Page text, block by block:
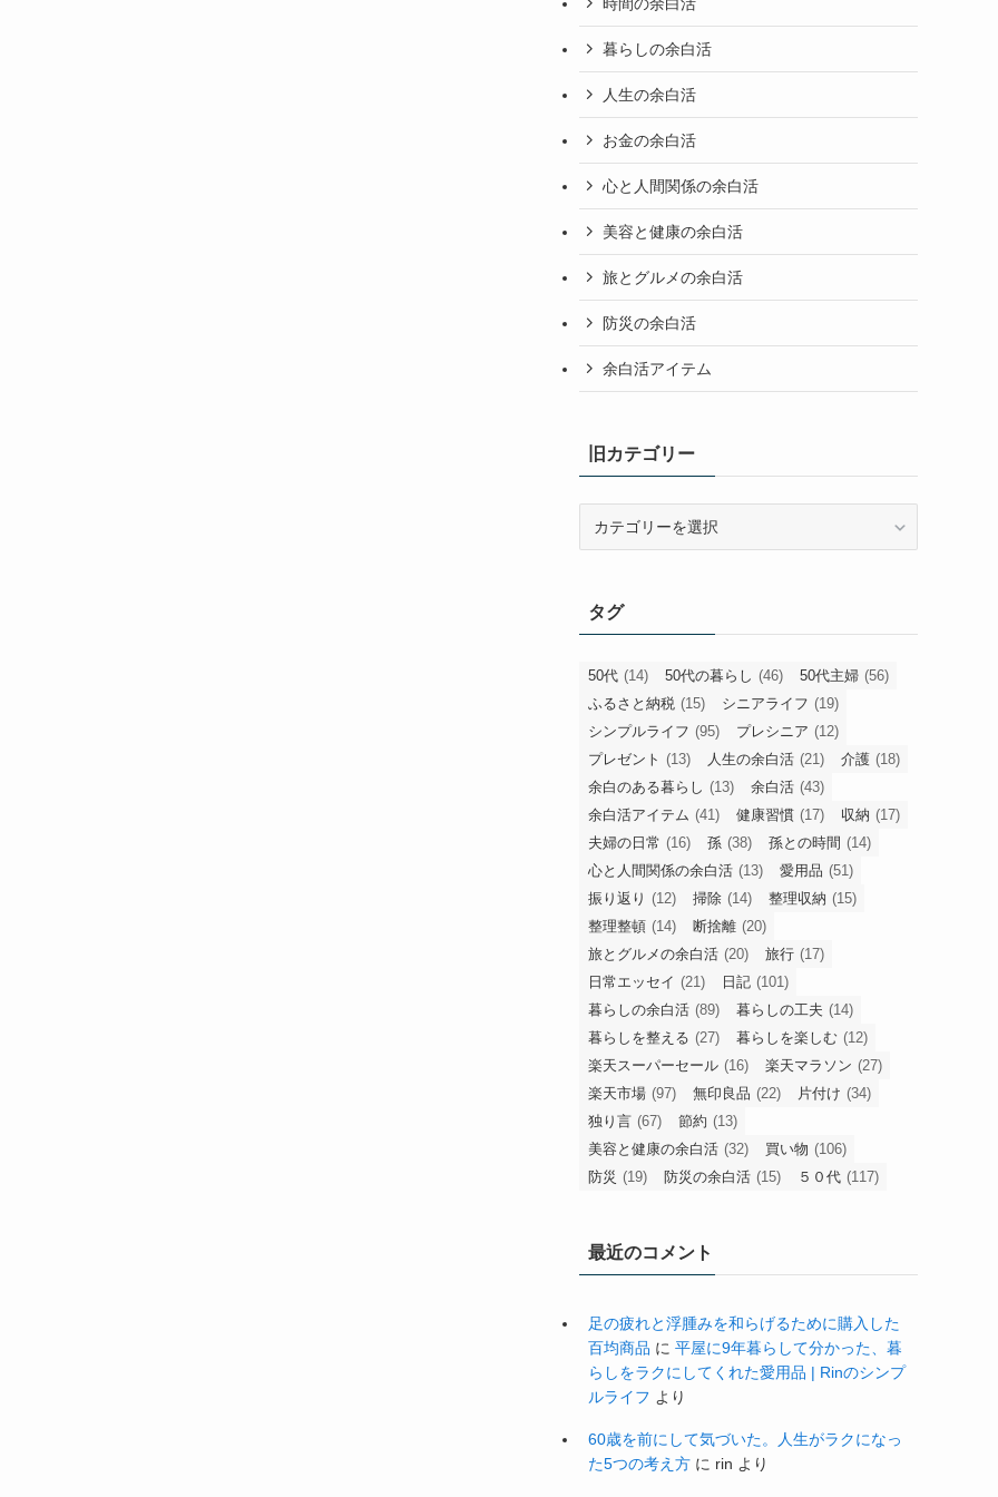
暮らしの余白活
人生の余白活
お金の余白活
心と人間関係の余白活
美容と健康の余白活
旅とグルメの余白活
防災の余白活
余白活アイテム
旧カテゴリー
リ
ー
タグ
50代 (14) 50代の暮らし (46) 50代主婦 (56)
ふるさと納税 (15) シニアライフ (19)
シンプルライフ (95) プレシニア (12)
プレゼント (13) 人生の余白活 (21) 介護 (18)
余白のある暮らし (13) 余白活 (43)
余白活アイテム (41) 健康習慣 (17) 収納 (17)
夫婦の日常 (16) 孫 (38) 孫との時間 (14)
心と人間関係の余白活 (13) 愛用品 (51)
振り返り (12) 掃除 (14) 整理収納 (15)
整理整頓 (14) 断捨離 (20)
旅とグルメの余白活 (20) 旅行 (17)
日常エッセイ (21) 日記 (101)
暮らしの余白活 (89) 暮らしの工夫 (14)
暮らしを整える (27) 暮らしを楽しむ (12)
楽天スーパーセール (16) 楽天マラソン (27)
楽天市場 (97) 無印良品 (22) 片付け (34)
独り言 (67) 節約 (13)
美容と健康の余白活 (32) 買い物 (106)
防災 (19) 防災の余白活 (15) ５０代 (117)
最近のコメント
足の疲れと浮腫みを和らげるために購入した
百均商品 に 平屋に9年暮らして分かった、暮
らしをラクにしてくれた愛用品 | Rinのシンプ
ルライフ より
60歳を前にして気づいた。人生がラクになっ
た5つの考え方 に rin より